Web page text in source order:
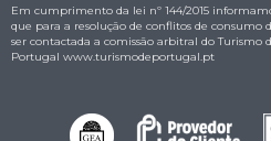
Em cumprimento da lei nº 144/2015
que para a resolução de conflitos de consumo
ser contactada a comissão arbitral do Turismo
Portugal www.turismodeportugal.pt